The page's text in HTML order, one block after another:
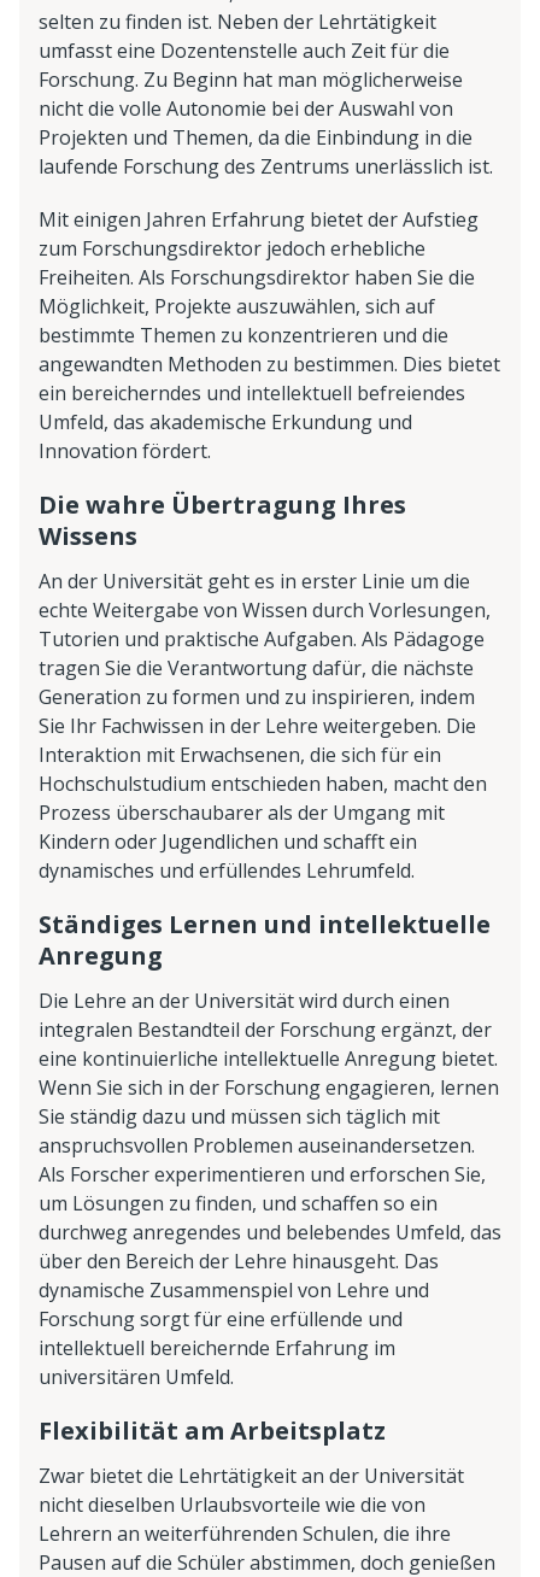
selten zu finden ist. Neben der Lehrtätigkeit
umfasst eine Dozentenstelle auch Zeit für die
Forschung. Zu Beginn hat man möglicherweise
nicht die volle Autonomie bei der Auswahl von
Projekten und Themen, da die Einbindung in die
laufende Forschung des Zentrums unerlässlich ist.
Mit einigen Jahren Erfahrung bietet der Aufstieg
zum Forschungsdirektor jedoch erhebliche
Freiheiten. Als Forschungsdirektor haben Sie die
Möglichkeit, Projekte auszuwählen, sich auf
bestimmte Themen zu konzentrieren und die
angewandten Methoden zu bestimmen. Dies bietet
ein bereicherndes und intellektuell befreiendes
Umfeld, das akademische Erkundung und
Innovation fördert.
Die wahre Übertragung Ihres
Wissens
An der Universität geht es in erster Linie um die
echte Weitergabe von Wissen durch Vorlesungen,
Tutorien und praktische Aufgaben. Als Pädagoge
tragen Sie die Verantwortung dafür, die nächste
Generation zu formen und zu inspirieren, indem
Sie Ihr Fachwissen in der Lehre weitergeben. Die
Interaktion mit Erwachsenen, die sich für ein
Hochschulstudium entschieden haben, macht den
Prozess überschaubarer als der Umgang mit
Kindern oder Jugendlichen und schafft ein
dynamisches und erfüllendes Lehrumfeld.
Ständiges Lernen und intellektuelle
Anregung
Die Lehre an der Universität wird durch einen
integralen Bestandteil der Forschung ergänzt, der
eine kontinuierliche intellektuelle Anregung bietet.
Wenn Sie sich in der Forschung engagieren, lernen
Sie ständig dazu und müssen sich täglich mit
anspruchsvollen Problemen auseinandersetzen.
Als Forscher experimentieren und erforschen Sie,
um Lösungen zu finden, und schaffen so ein
durchweg anregendes und belebendes Umfeld, das
über den Bereich der Lehre hinausgeht. Das
dynamische Zusammenspiel von Lehre und
Forschung sorgt für eine erfüllende und
intellektuell bereichernde Erfahrung im
universitären Umfeld.
Flexibilität am Arbeitsplatz
Zwar bietet die Lehrtätigkeit an der Universität
nicht dieselben Urlaubsvorteile wie die von
Lehrern an weiterführenden Schulen, die ihre
Pausen auf die Schüler abstimmen, doch genießen